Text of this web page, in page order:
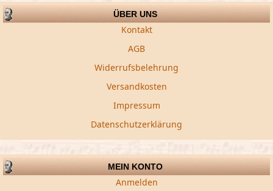
ÜBER UNS
Kontakt
AGB
Widerrufsbelehrung
Versandkosten
Impressum
Datenschutzerklärung
MEIN KONTO
Anmelden